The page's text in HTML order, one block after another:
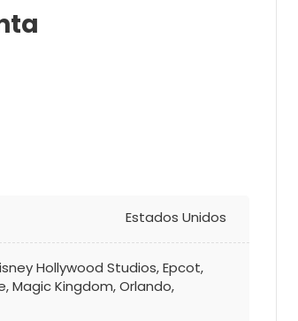
Estados Unidos
Hollywood Studios,Epcot,
,Magic Kingdom,Orlando,